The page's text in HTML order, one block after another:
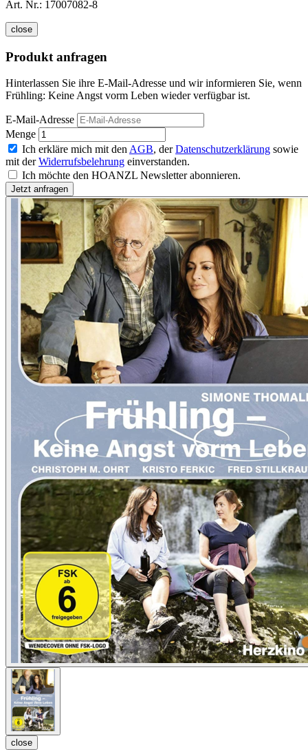
Art. Nr.: 17007082-8
close
Produkt anfragen
Hinterlassen Sie ihre E-Mail-Adresse und wir informieren Sie, wenn
Frühling: Keine Angst vorm Leben wieder verfügbar ist.
E-Mail-Adresse
Menge
Ich erkläre mich mit den AGB, derDatenschutzerklärung sowie
mit derWiderrufsbelehrung einverstanden.
Ich möchte den HOANZL Newsletter abonnieren.
close